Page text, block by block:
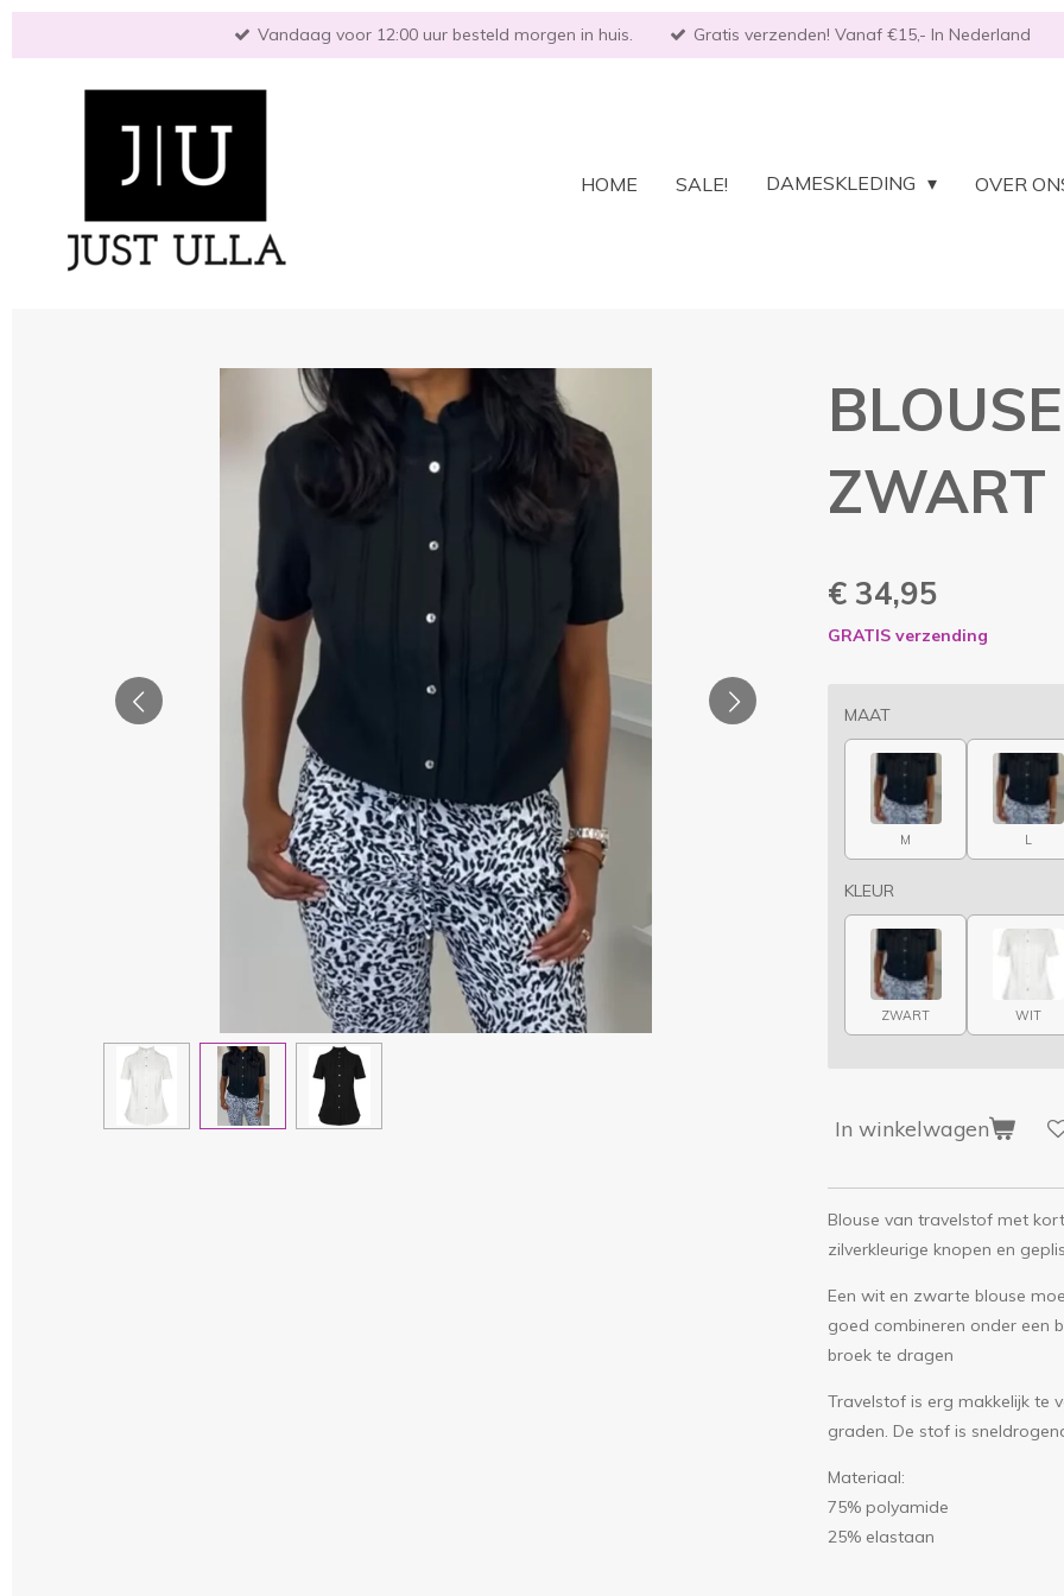
direct
Vandaag voor 12:00 uur besteld morgen in huis. Gratis verzenden! Vanaf €15,- In Nederland
HOME SALE! DAMESKLEDING OVER
€ 34,95
GRATIS verzending
MAAT
M L
KLEUR
ZWART WIT
In winkelwagen
Blouse van travelstof met
zilverkleurige knopen en
Een wit en zwarte blouse
goed combineren onder een
broek te dragen
Travelstof is erg makkelijk te
graden. De stof is
Materiaal:
75% polyamide
25% elastaan